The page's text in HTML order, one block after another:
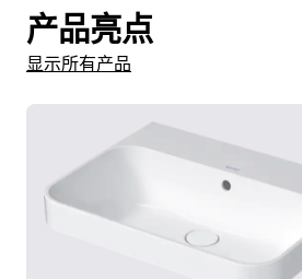
产品亮点
显示所有产品